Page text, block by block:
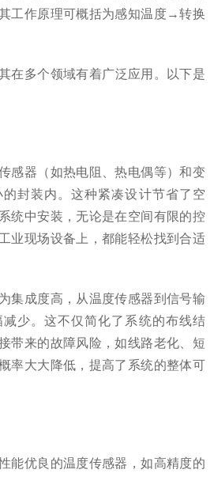
工作原理可概括为感知温度→转换
在多个领域有着广泛应用。以下是
器（如热电阻、热电偶等）和变
封装内。这种紧凑设计节省了空
统中安装，无论是在空间有限的控
业现场设备上，都能轻松找到合适
成度高，从温度传感器到信号输
少。这不仅简化了系统的布线结
带来的故障风险，如线路老化、短
率大大降低，提高了系统的整体可
优良的温度传感器，如高精度的